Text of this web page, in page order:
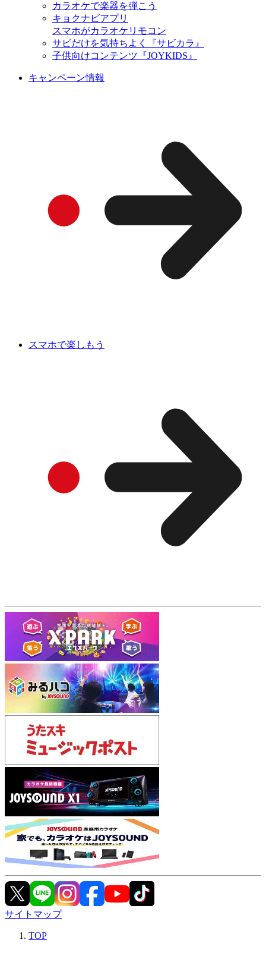
カラオケで楽器を弾こう
キョクナビアプリ
スマホがカラオケリモコン
サビだけを気持ちよく『サビカラ』
子供向けコンテンツ『JOYKIDS』
キャンペーン情報
スマホで楽しもう
サイトマップ
TOP